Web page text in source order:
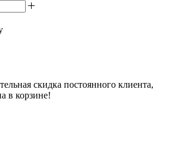
скидка постоянного клиента,
в корзине!